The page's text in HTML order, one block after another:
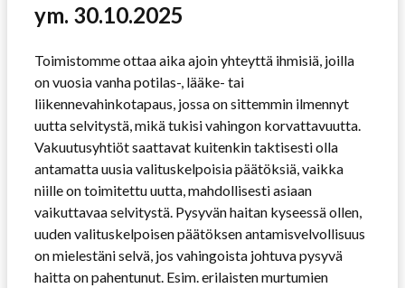
ym. 30.10.2025
Toimistomme ottaa aika ajoin yhteyttä ihmisiä, joilla
on vuosia vanha potilas-, lääke- tai
liikennevahinkotapaus, jossa on sittemmin ilmennyt
uutta selvitystä, mikä tukisi vahingon korvattavuutta.
Vakuutusyhtiöt saattavat kuitenkin taktisesti olla
antamatta uusia valituskelpoisia päätöksiä, vaikka
niille on toimitettu uutta, mahdollisesti asiaan
vaikuttavaa selvitystä. Pysyvän haitan kyseessä ollen,
uuden valituskelpoisen päätöksen antamisvelvollisuus
on mielestäni selvä, jos vahingoista johtuva pysyvä
haitta on pahentunut. Esim. erilaisten murtumien